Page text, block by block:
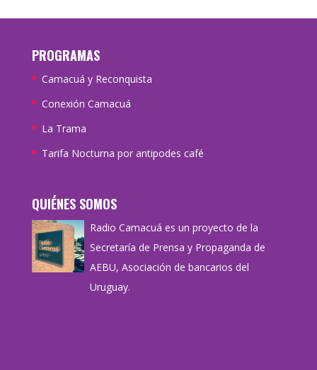
PROGRAMAS
Camacuá y Reconquista
Conexión Camacuá
La Trama
Tarifa Nocturna por antipodes café
QUIÉNES SOMOS
Radio Camacuá es un proyecto de la
Secretaría de Prensa y Propaganda de
AEBU, Asociación de bancarios del
Uruguay.